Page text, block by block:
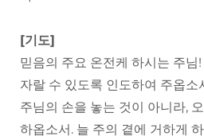
[기도]
믿음의 주요 온전케 하시는 주님!
자랄 수 있도록 인도하여 주옵소
주님의 손을 놓는 것이 아니라,
하옵소서. 늘 주의 곁에 거하게